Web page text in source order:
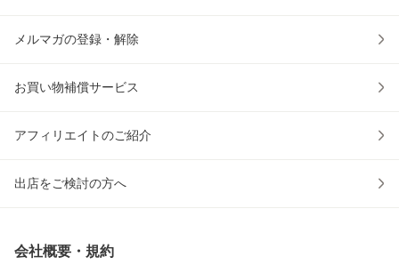
メルマガの登録・解除
お買い物補償サービス
アフィリエイトのご紹介
出店をご検討の方へ
会社概要・規約